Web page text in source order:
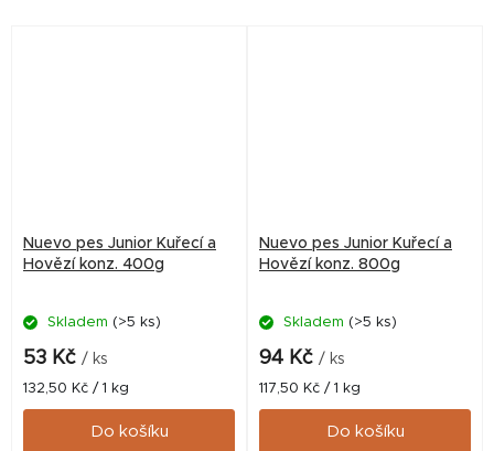
Nuevo pes Junior Kuřecí a
Hovězí konz. 400g
Skladem (>5 ks)
53 Kč / ks
Měrná
cena:
132,50 Kč / 1 kg
Do košíku
Nuevo pes Junior Kuřecí a
Hovězí konz. 800g
Skladem (>5 ks)
94 Kč / ks
Měrná
cena:
117,50 Kč / 1 kg
Do košíku